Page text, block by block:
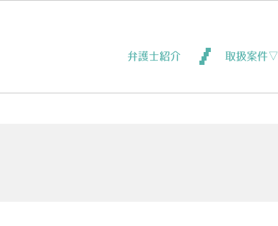
弁護士紹介 取扱案件▽